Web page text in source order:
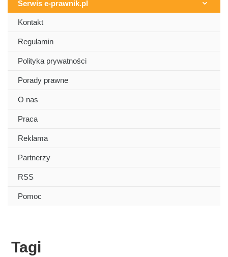
Serwis e-prawnik.pl
Kontakt
Regulamin
Polityka prywatności
Porady prawne
O nas
Praca
Reklama
Partnerzy
RSS
Pomoc
Tagi